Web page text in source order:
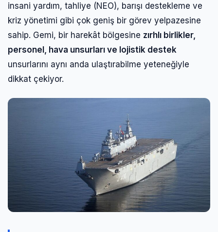
insani yardım, tahliye (NEO), barışı destekleme ve
kriz yönetimi gibi çok geniş bir görev yelpazesine
sahip. Gemi, bir harekât bölgesine zırhlı birlikler,
personel, hava unsurları ve lojistik destek
unsurlarını aynı anda ulaştırabilme yeteneğiyle
dikkat çekiyor.